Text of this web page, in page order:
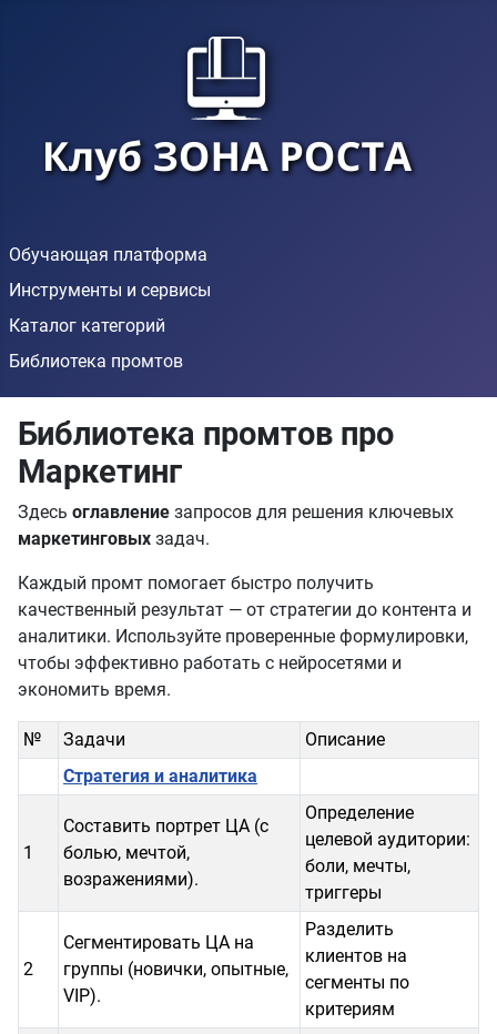
Обучающая платформа
Инструменты и сервисы
Каталог категорий
Библиотека промтов
Библиотека промтов про
Маркетинг
Здесь оглавление запросов для решения ключевых
маркетинговых задач.
Каждый промт помогает быстро получить
качественный результат — от стратегии до контента и
аналитики. Используйте проверенные формулировки,
чтобы эффективно работать с нейросетями и
экономить время.
№ Задачи
Описание
Стратегия и аналитика
1
Составить портрет ЦА (с
болью, мечтой,
возражениями).
Определение
целевой аудитории:
боли, мечты,
триггеры
2
Сегментировать ЦА на
группы (новички, опытные,
VIP).
Разделить
клиентов на
сегменты по
критериям